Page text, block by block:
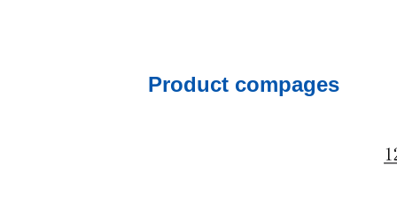
Product compages